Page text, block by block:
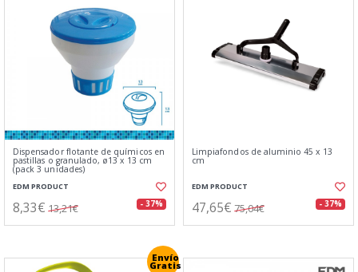
Dispensador flotante de químicos en
pastillas o granulado, ø13 x 13 cm
(pack 3 unidades)
EDM PRODUCT
8,33€ 13,21€ - 37%
Limpiafondos de aluminio 45 x 13
cm
EDM PRODUCT
47,65€ 75,04€ - 37%
Envío
Gratis